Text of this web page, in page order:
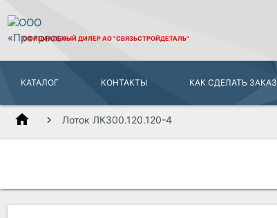
ОФИЦИАЛЬНЫЙ ДИЛЕРАО "СВЯЗЬСТРОЙДЕТАЛЬ"
КАТАЛОГ КОНТАКТЫ КАК СДЕЛАТЬ ЗАКАЗ
home Лоток ЛК300.120.120-4